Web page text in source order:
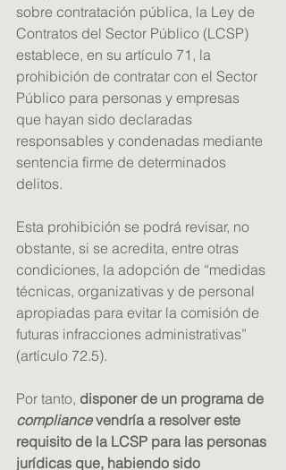
sobre contratación pública, la Ley de
Contratos del Sector Público (LCSP)
establece, en su artículo 71, la
prohibición de contratar con el Sector
Público para personas y empresas
que hayan sido declaradas
responsables y condenadas mediante
sentencia firme de determinados
delitos.
Esta prohibición se podrá revisar, no
obstante, si se acredita, entre otras
condiciones, la adopción de “medidas
técnicas, organizativas y de personal
apropiadas para evitar la comisión de
futuras infracciones administrativas”
(artículo 72.5).
Por tanto, disponer de un programa de
compliance vendría a resolver este
requisito de la LCSP para las personas
jurídicas que, habiendo sido